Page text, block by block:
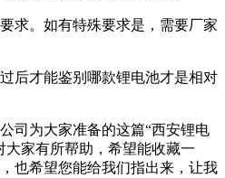
求。如有特殊要求是，需要厂家
后才能鉴别哪款锂电池才是相对
司为大家准备的这篇“西安锂电
大家有所帮助，希望能收藏一
也希望您能给我们指出来，让我